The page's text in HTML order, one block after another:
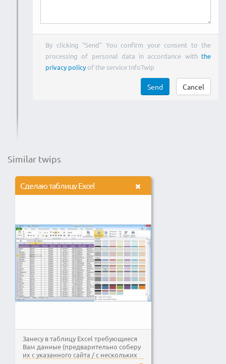
By clicking "Send" You confirm your consent to the
processing of personal data in accordance with the
privacy policyof the service InfoTwip
Send Cancel
Similar twips
Сделаю таблицу Excel
Занесу в таблицу Excel требующиеся
Вам данные (предварительно coберу
их с yкaзaннoгo сaйтa / с нескольких